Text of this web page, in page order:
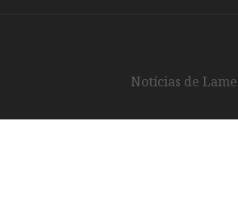
Notícias de